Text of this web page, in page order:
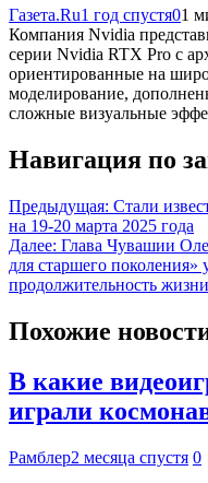
Газета.Ru1 год спустя01
Компания Nvidia
серии Nvidia RTX Pro с
ориентированные на
моделирование,
сложные визуальные
Навигация по
Предыдущая: Стали
на 19-20 марта 2025 года
Далее: Глава Чувашии
для старшего поколения»
продолжительность жизни
Похожие
В какие
играли
Рамблер2 месяца спустя 0